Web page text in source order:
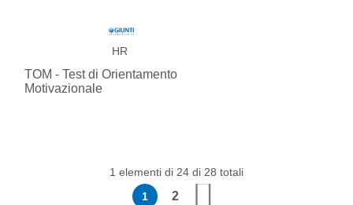
HR
TOM - Test di Orientamento
Motivazionale
1 elementi di 24 di 28 totali
Pagina
Attualmente stai leggendo la pagina
1
Pagina
2